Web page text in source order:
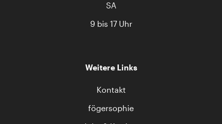
SA
9 bis 17 Uhr
Weitere Links
Kontakt
fögersophie